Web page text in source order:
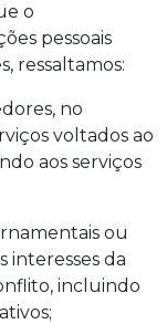
o
pessoais
ressaltamos:
no
voltados ao
aos serviços
ou
interesses da
incluindo